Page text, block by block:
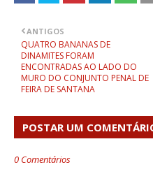
ANTIGOS
QUATRO BANANAS DE
DINAMITES FORAM
ENCONTRADAS AO LADO DO
MURO DO CONJUNTO PENAL DE
FEIRA DE SANTANA
POSTAR UM
0 Comentários